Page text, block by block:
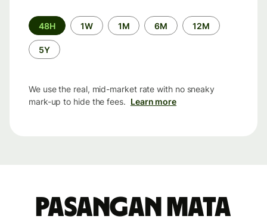
Time
period
48H 1W 1M 6M 12M
5Y
We use the real, mid-market rate with no sneaky
mark-up to hide the fees. Learn more
Pasangan mata